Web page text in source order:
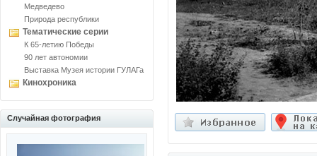
Медведево
Природа республики
Тематические серии
К 65-летию Победы
90 лет автономии
Выставка Музея истории ГУЛАГа
Кинохроника
Случайная фотография